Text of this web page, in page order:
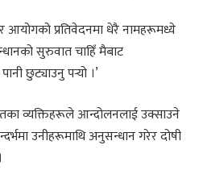
प्रतिवेदनमा धेरै नामहरूमध्ये
सुरुवात चाहिँ मैबाट
छुट्याउनु पर्‍यो ।’
व्यक्तिहरूले आन्दोलनलाई उक्साउने
उनीहरूमाथि अनुसन्धान गरेर दोषी